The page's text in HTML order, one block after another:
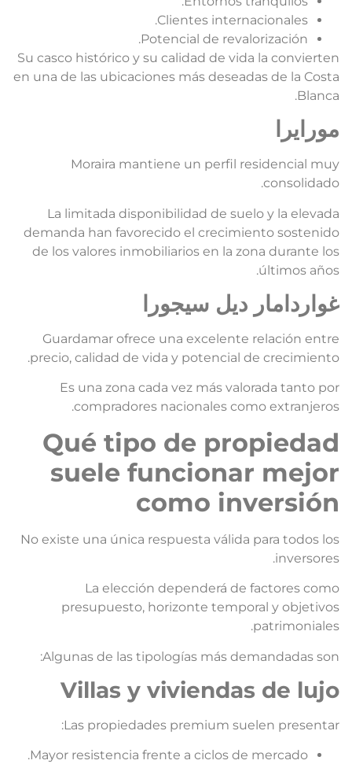
Clientes internacionales.
Potencial de revalorización.
Su casco histórico y su calidad de vida la
en una de las ubicaciones más deseadas de la
Moraira mantiene un perfil residencial
La limitada disponibilidad de suelo y la
demanda han favorecido el crecimiento
de los valores inmobiliarios en la zona durante
últimos
ديل سيجورا
Guardamar ofrece una excelente relación
precio, calidad de vida y potencial de
Es una zona cada vez más valorada tanto
compradores nacionales como
Qué tipo de
suele funcionar
como
No existe una única respuesta válida para todos
La elección dependerá de factores
presupuesto, horizonte temporal y
Algunas de las tipologías más demandadas
Villas y viviendas de
Las propiedades premium suelen
Mayor resistencia frente a ciclos de mercado.